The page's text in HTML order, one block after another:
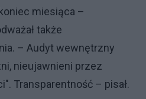
miesiąca –
także
– Audyt wewnętrzny
nieujawnieni przez
Transparentność – pisał.